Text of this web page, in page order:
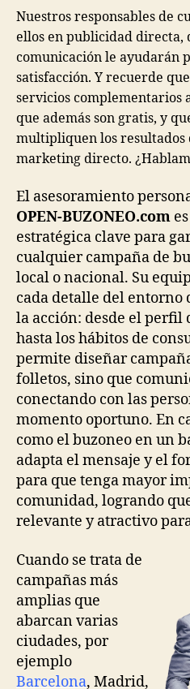
Nuestros responsables de
ellos en publicidad directa,
comunicación le ayudarán
satisfacción. Y recuerde
servicios complementarios
que además son gratis, y
multipliquen los resultados
marketing directo.
El asesoramiento
OPEN-BUZONEO.com
estratégica clave para
cualquier campaña de
local o nacional. Su
cada detalle del entorno
la acción: desde el
hasta los hábitos de
permite diseñar
folletos, sino que
conectando con las
momento oportuno. En
como el buzoneo en un
adapta el mensaje y el
para que tenga mayor
comunidad, logrando
relevante y atractivo
Cuando se trata de
campañas más
amplias que
abarcan varias
ciudades, por
ejemplo
Barcelona, Madrid,